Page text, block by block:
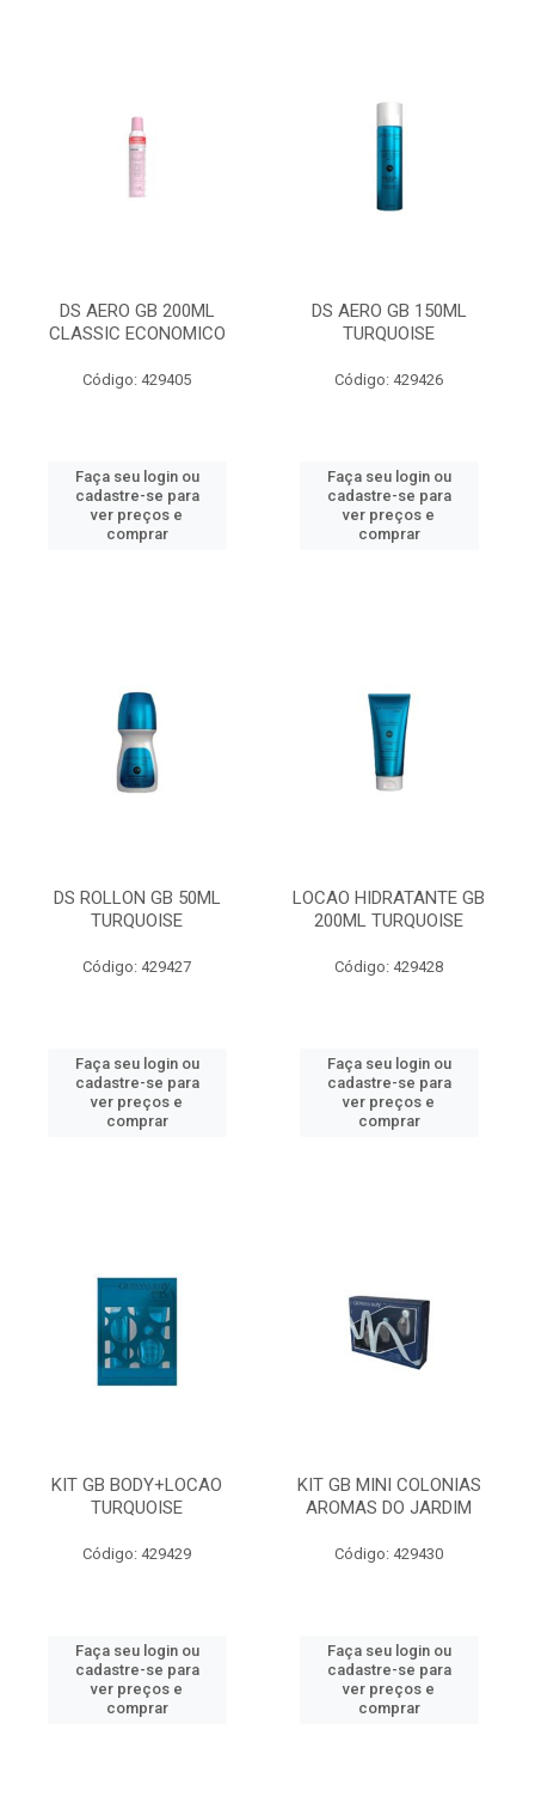
DS AERO GB 200ML
CLASSIC ECONOMICO
Código: 429405
Faça seu login ou
cadastre-se para
ver preços e
comprar
DS AERO GB 150ML
TURQUOISE
Código: 429426
Faça seu login ou
cadastre-se para
ver preços e
comprar
DS ROLLON GB 50ML
TURQUOISE
Código: 429427
Faça seu login ou
cadastre-se para
ver preços e
comprar
LOCAO HIDRATANTE GB
200ML TURQUOISE
Código: 429428
Faça seu login ou
cadastre-se para
ver preços e
comprar
KIT GB BODY+LOCAO
TURQUOISE
Código: 429429
Faça seu login ou
cadastre-se para
ver preços e
comprar
KIT GB MINI COLONIAS
AROMAS DO JARDIM
Código: 429430
Faça seu login ou
cadastre-se para
ver preços e
comprar